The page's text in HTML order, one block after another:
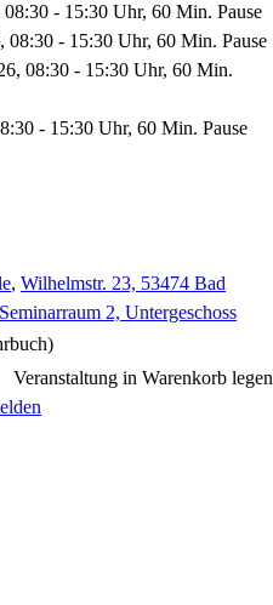
- 15:30 Uhr, 60 Min. Pause
08:30 - 15:30 Uhr, 60 Min. Pause
08:30 - 15:30 Uhr, 60 Min.
- 15:30 Uhr, 60 Min. Pause
, Wilhelmstr. 23, 53474 Bad
Seminarraum 2, Untergeschoss
Veranstaltung in Warenkorb legen